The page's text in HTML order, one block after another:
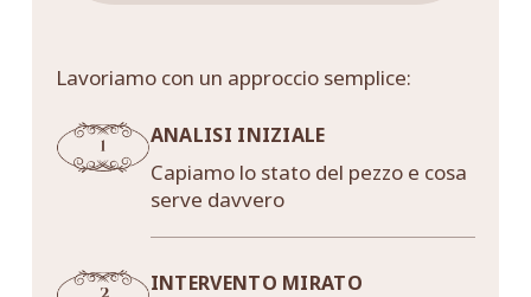
Lavoriamo con un approccio semplice:
ANALISI INIZIALE
Capiamo lo stato del pezzo e cosa
serve davvero
INTERVENTO MIRATO